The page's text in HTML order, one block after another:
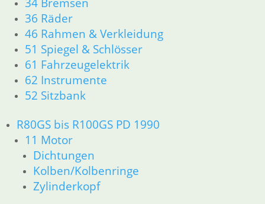
36 Räder
46 Rahmen & Verkleidung
51 Spiegel & Schlösser
61 Fahrzeugelektrik
62 Instrumente
52 Sitzbank
R80GS bis R100GS PD 1990
11 Motor
Dichtungen
Kolben/Kolbenringe
Zylinderkopf
51 Spiegel & Schlösser
61 Fahrzeugelektrik
62 Instrumente
52 Sitzbank
R80GS bis R100GS PD 1990
Dichtungen
Kolben/Kolbenringe
Zylinderkopf
12 Motorelektrik
13 Vergaser